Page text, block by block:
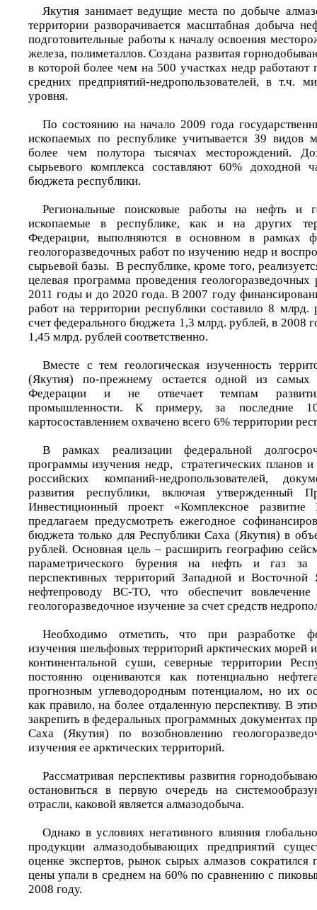
Якутия занимает ведущие места по добыче
территории разворачивается масштабная добыча
подготовительные работы к началу освоения
железа, полиметаллов. Создана развитая
в которой более чем на 500 участках недр
средних предприятий-недропользователей, в т.ч.
уровня.
По состоянию на начало 2009 года
ископаемых по республике учитывается 39 видов
более чем полутора тысячах месторождений.
сырьевого комплекса составляют 60% доходной
бюджета республики.
Региональные поисковые работы на нефть и
ископаемые в республике, как и на других
Федерации, выполняются в основном в рамках
геологоразведочных работ по изучению недр и
сырьевой базы. В республике, кроме того,
целевая программа проведения
2011 годы и до 2020 года. В 2007 году
работ на территории республики составило 8 млрд.
счет федерального бюджета 1,3 млрд. рублей, в 2008
1,45 млрд. рублей соответственно.
Вместе с тем геологическая изученность
(Якутия) по-прежнему остается одной из самых
Федерации и не отвечает темпам
промышленности. К примеру, за последние
картосоставлением охвачено всего 6% территории
В рамках реализации федеральной
программы изучения недр, стратегических планов
российских компаний-недропользователей,
развития республики, включая утвержденный
Инвестиционный проект «Комплексное
предлагаем предусмотреть ежегодное
бюджета только для Республики Саха (Якутия) в
рублей. Основная цель – расширить географию
параметрического бурения на нефть и газ за
перспективных территорий Западной и
нефтепроводу ВС-ТО, что обеспечит
геологоразведочное изучение за счет средств
Необходимо отметить, что при разработке
изучения шельфовых территорий арктических морей
континентальной суши, северные территории
постоянно оцениваются как потенциально
прогнозным углеводородным потенциалом, но их
как правило, на более отдаленную перспективу. В
закрепить в федеральных программных документах
Саха (Якутия) по возобновлению
изучения ее арктических территорий.
Рассматривая перспективы развития
остановиться в первую очередь на
отрасли, каковой является алмазодобыча.
Однако в условиях негативного влияния
продукции алмазодобывающих предприятий
оценке экспертов, рынок сырых алмазов
цены упали в среднем на 60% по сравнению с
2008 году.